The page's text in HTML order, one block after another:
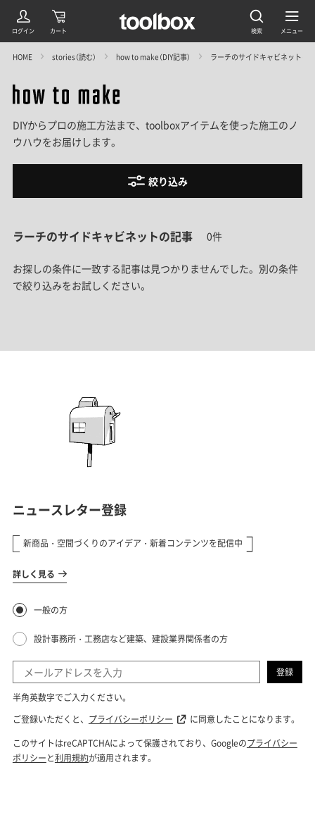
HOME stories（読む） how to make（DIY記事） ラーチのサイドキャビネットの
DIYからプロの施工方法まで、toolboxアイテムを使った施工のノ
ウハウをお届けします。
絞り込み
ラーチのサイドキャビネットの記事 0件
お探しの条件に一致する記事は見つかりませんでした。 別の条件
で絞り込みをお試しください。